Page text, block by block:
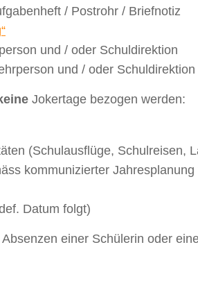
/ Postrohr / Briefnotiz
und / oder Schuldirektion
und / oder Schuldirektion
Jokertage bezogen werden:
(Schulausflüge, Schulreisen,
kommunizierter
Datum folgt)
einer Schülerin oder